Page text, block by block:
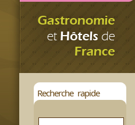
Recherche rapide